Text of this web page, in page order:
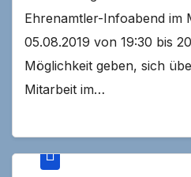
Ehrenamtler-Infoabend im
05.08.2019 von 19:30 bis
Möglichkeit geben, sich
Mitarbeit im…